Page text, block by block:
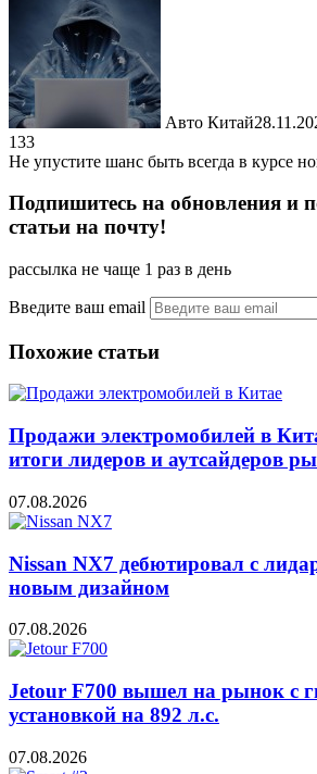
Авто Китай
133
Не упустите шанс быть всегда в курсе
Подпишитесь на обновления и
статьи на почту!
рассылка не чаще 1 раз в день
Введите ваш email
Похожие статьи
Продажи электромобилей в
итоги лидеров и аутсайдеров
07.08.2026
Nissan NX7 дебютировал с
новым дизайном
07.08.2026
Jetour F700 вышел на рынок с
установкой на 892 л.с.
07.08.2026